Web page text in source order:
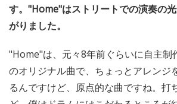
す。"Home"はストリートでの演奏の
がりました。
"Home"は、元々8年前ぐらいに自主制
のオリジナル曲で、ちょっとアレンジ
るんですけど、原点的な曲ですね。打